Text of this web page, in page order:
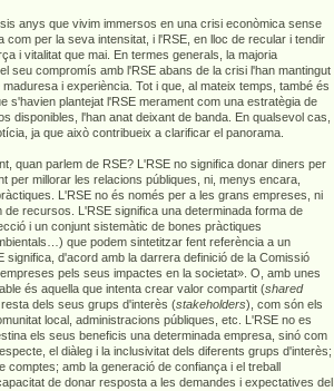
anys que vivim immersos en una crisi econòmica sense
per la seva intensitat, i l'RSE, en lloc de recular i tendir
i vitalitat que mai. En termes generals, la majoria
seu compromís amb l'RSE abans de la crisi l'han mantingut
i experiència. Tot i que, al mateix temps, també és
s'havien plantejat l'RSE merament com una estratègia de
disponibles, l'han anat deixant de banda. En qualsevol cas,
ja que això contribueix a clarificar el panorama.
quan parlem de RSE? L'RSE no significa donar diners per
per millorar les relacions públiques, ni, menys encara,
L'RSE no és només per a les grans empreses, ni
recursos. L'RSE significa una determinada forma de
i un conjunt sistemàtic de bones pràctiques
que podem sintetitzar fent referència a un
significa, d'acord amb la darrera definició de la Comissió
pels seus impactes en la societat». O, amb unes
és aquella que intenta crear valor compartit (shared
dels seus grups d'interès (stakeholders), com són els
local, administracions públiques, etc. L'RSE no es
els seus beneficis una determinada empresa, sinó com
el diàleg i la inclusivitat dels diferents grups d'interès;
comptes; amb la generació de confiança i el treball
de donar resposta a les demandes i expectatives del